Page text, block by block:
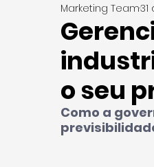
o seu
Marketing Team31
Como a